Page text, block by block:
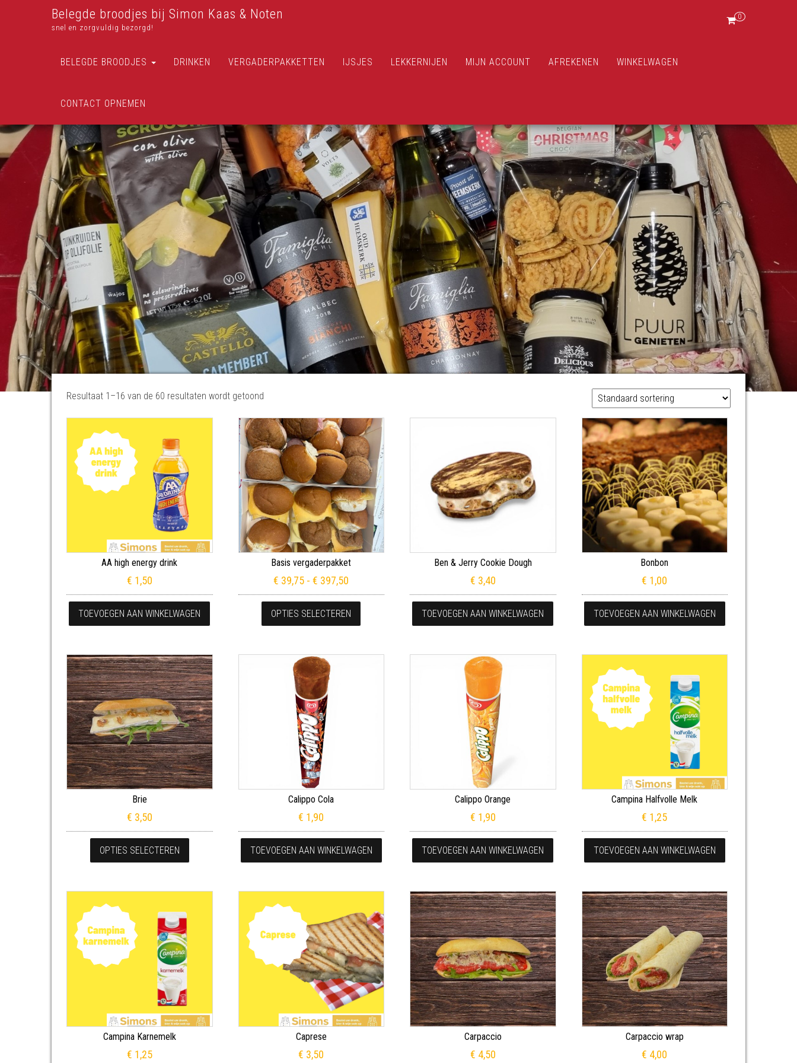
Belegde broodjes bij Simon Kaas & Noten
snel en zorgvuldig bezorgd!
0
BELEGDE BROODJES DRINKEN VERGADERPAKKETTEN IJSJES LEKKERNIJEN MIJN ACCOUNT AFREKENEN WINKELWAGEN
CONTACT OPNEMEN
Resultaat 1–16 van de 60 resultaten wordt getoond
AA high energy drink
€ 1,50
TOEVOEGEN AAN WINKELWAGEN
Basis vergaderpakket
€ 39,75 - € 397,50 Prijsklasse: € 39,75 tot € 397,50
OPTIES SELECTEREN
Dit product heeft meerdere variaties. Deze optie kan gekozen worden op de productpagina
Ben & Jerry Cookie Dough
€ 3,40
TOEVOEGEN AAN WINKELWAGEN
Bonbon
€ 1,00
TOEVOEGEN AAN WINKELWAGEN
Brie
€ 3,50
OPTIES SELECTEREN
Dit product heeft meerdere variaties. Deze optie kan gekozen worden op de productpagina
Calippo Cola
€ 1,90
TOEVOEGEN AAN WINKELWAGEN
Calippo Orange
€ 1,90
TOEVOEGEN AAN WINKELWAGEN
Campina Halfvolle Melk
€ 1,25
TOEVOEGEN AAN WINKELWAGEN
Campina Karnemelk
€ 1,25
Caprese
€ 3,50
Carpaccio
€ 4,50
Carpaccio wrap
€ 4,00